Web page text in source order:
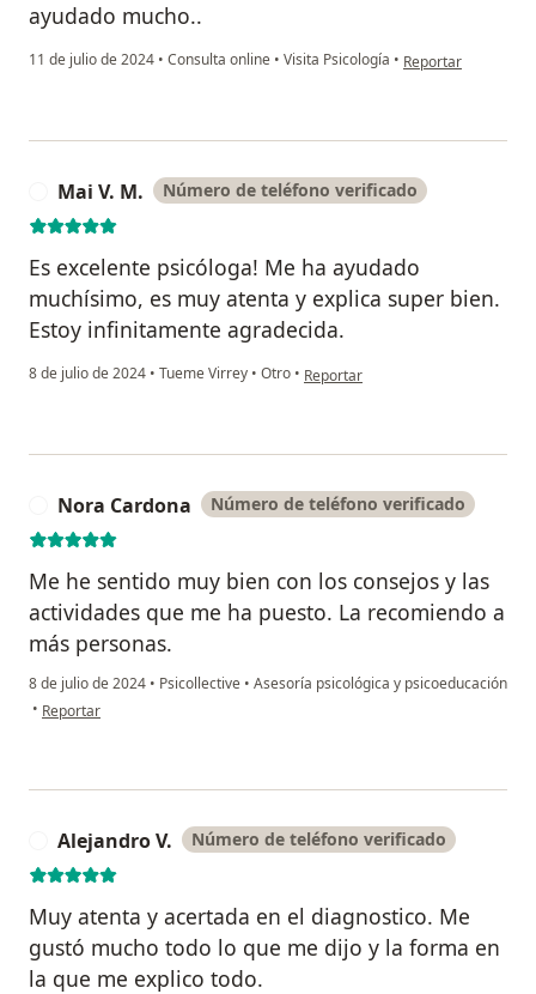
ayudado mucho..
11 de julio de 2024 • Consulta online • Visita Psicología • en opinión del
Reportar
Mai V. M. Número de teléfono verificado
Es excelente psicóloga! Me ha ayudado
muchísimo, es muy atenta y explica super bien.
Estoy infinitamente agradecida.
8 de julio de 2024 • Tueme Virrey • Otro • en opinión del usuario Mai V. M.
Reportar
Nora Cardona Número de teléfono verificado
Me he sentido muy bien con los consejos y las
actividades que me ha puesto. La recomiendo a
más personas.
8 de julio de 2024 • Psicollective • Asesoría psicológica y psicoeducación
• en opinión del usuario Nora Cardona
Reportar
Alejandro V. Número de teléfono verificado
Muy atenta y acertada en el diagnostico. Me
gustó mucho todo lo que me dijo y la forma en
la que me explico todo.